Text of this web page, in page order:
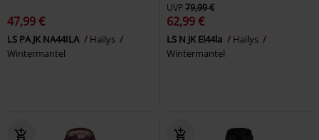
47,99 €
LS PA JK NA44ILA
Hailys
Wintermantel
UVP79,99 €
62,99 €
LS N JK El44la
Hailys
Wintermantel